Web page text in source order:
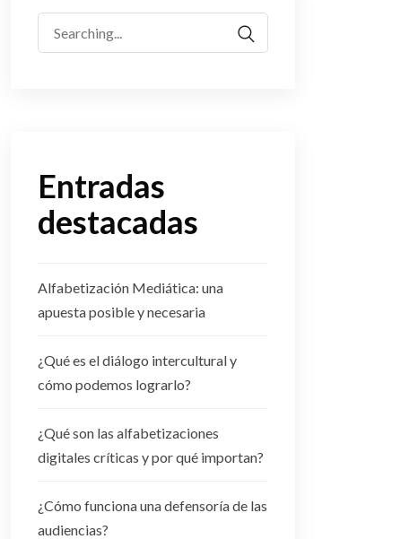
for:
Entradas
destacadas
Alfabetización Mediática: una
apuesta posible y necesaria
¿Qué es el diálogo intercultural y
cómo podemos lograrlo?
¿Qué son las alfabetizaciones
digitales críticas y por qué importan?
¿Cómo funciona una defensoría de las
audiencias?